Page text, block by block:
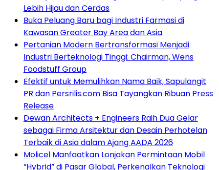
Lebih Hijau dan Cerdas
Buka Peluang Baru bagi Industri Farmasi di
Kawasan Greater Bay Area dan Asia
Pertanian Modern Bertransformasi Menjadi
Industri Berteknologi Tinggi: Chairman, Wens
Foodstuff Group
Efektif untuk Memulihkan Nama Baik, Sapulangit
PR dan Persrilis.com Bisa Tayangkan Ribuan Press
Release
Dewan Architects + Engineers Raih Dua Gelar
sebagai Firma Arsitektur dan Desain Perhotelan
Terbaik di Asia dalam Ajang AADA 2026
Molicel Manfaatkan Lonjakan Permintaan Mobil
“Hybrid” di Pasar Global, Perkenalkan Teknologi